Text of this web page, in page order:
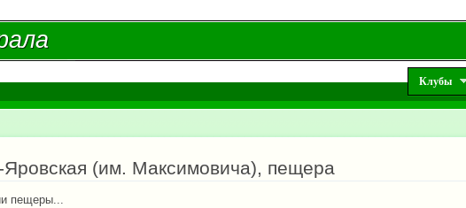
Клубы
(им. Максимовича), пещера
пещеры...